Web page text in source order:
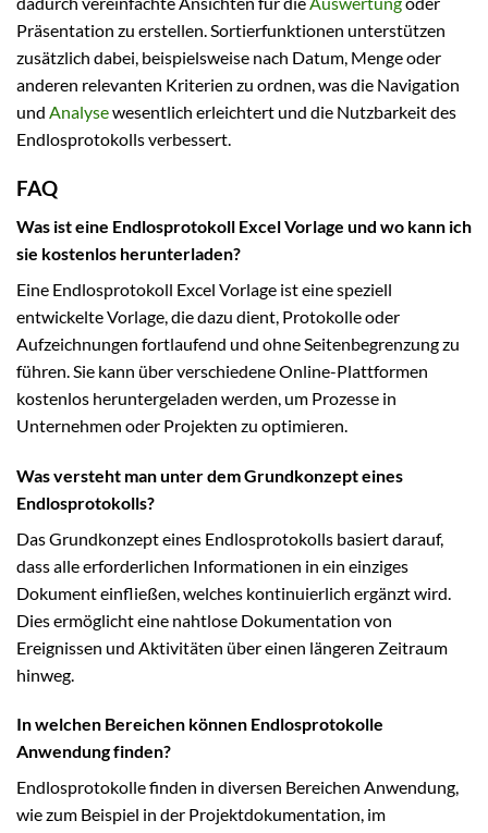
Präsentation zu erstellen. Sortierfunktionen unterstützen
zusätzlich dabei, beispielsweise nach Datum, Menge oder
anderen relevanten Kriterien zu ordnen, was die Navigation
und Analysewesentlich erleichtert und die Nutzbarkeit des
Endlosprotokolls verbessert.
FAQ
Was ist eine Endlosprotokoll Excel Vorlage und wo kann ich
sie kostenlos herunterladen?
Eine Endlosprotokoll Excel Vorlage ist eine speziell
entwickelte Vorlage, die dazu dient, Protokolle oder
Aufzeichnungen fortlaufend und ohne Seitenbegrenzung zu
führen. Sie kann über verschiedene Online-Plattformen
kostenlos heruntergeladen werden, um Prozesse in
Unternehmen oder Projekten zu optimieren.
Was versteht man unter dem Grundkonzept eines
Endlosprotokolls?
Das Grundkonzept eines Endlosprotokolls basiert darauf,
dass alle erforderlichen Informationen in ein einziges
Dokument einfließen, welches kontinuierlich ergänzt wird.
Dies ermöglicht eine nahtlose Dokumentation von
Ereignissen und Aktivitäten über einen längeren Zeitraum
hinweg.
In welchen Bereichen können Endlosprotokolle
Anwendung finden?
Endlosprotokolle finden in diversen Bereichen Anwendung,
wie zum Beispiel in der Projektdokumentation, im